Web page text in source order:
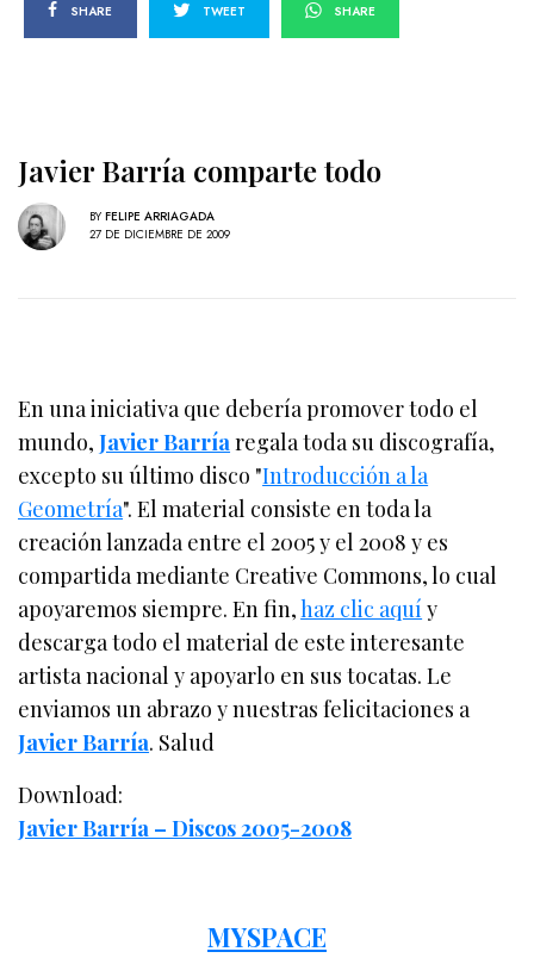
SHARE TWEET SHARE
Javier Barría comparte todo
BY FELIPE ARRIAGADA
27 DE DICIEMBRE DE 2009
En una iniciativa que debería promover todo el
mundo,Javier Barríaregala toda su discografía,
excepto su último disco "Introducción a la
Geometría". El material consiste en toda la
creación lanzada entre el 2005 y el 2008 y es
compartida mediante Creative Commons, lo cual
apoyaremos siempre. En fin,haz clic aquí y
descarga todo el material de este interesante
artista nacional y apoyarlo en sus tocatas. Le
enviamos un abrazo y nuestras felicitaciones a
Javier Barría. Salud
Download:
Javier Barría – Discos 2005-2008
MYSPACE